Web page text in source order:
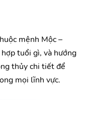
mệnh Mộc –
tuổi gì, và hướng
thủy chi tiết để
mọi lĩnh vực.